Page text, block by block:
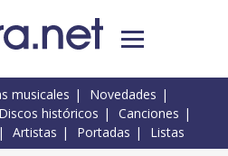
musicales
Novedades
Discos históricos
Canciones
Artistas Portadas Listas